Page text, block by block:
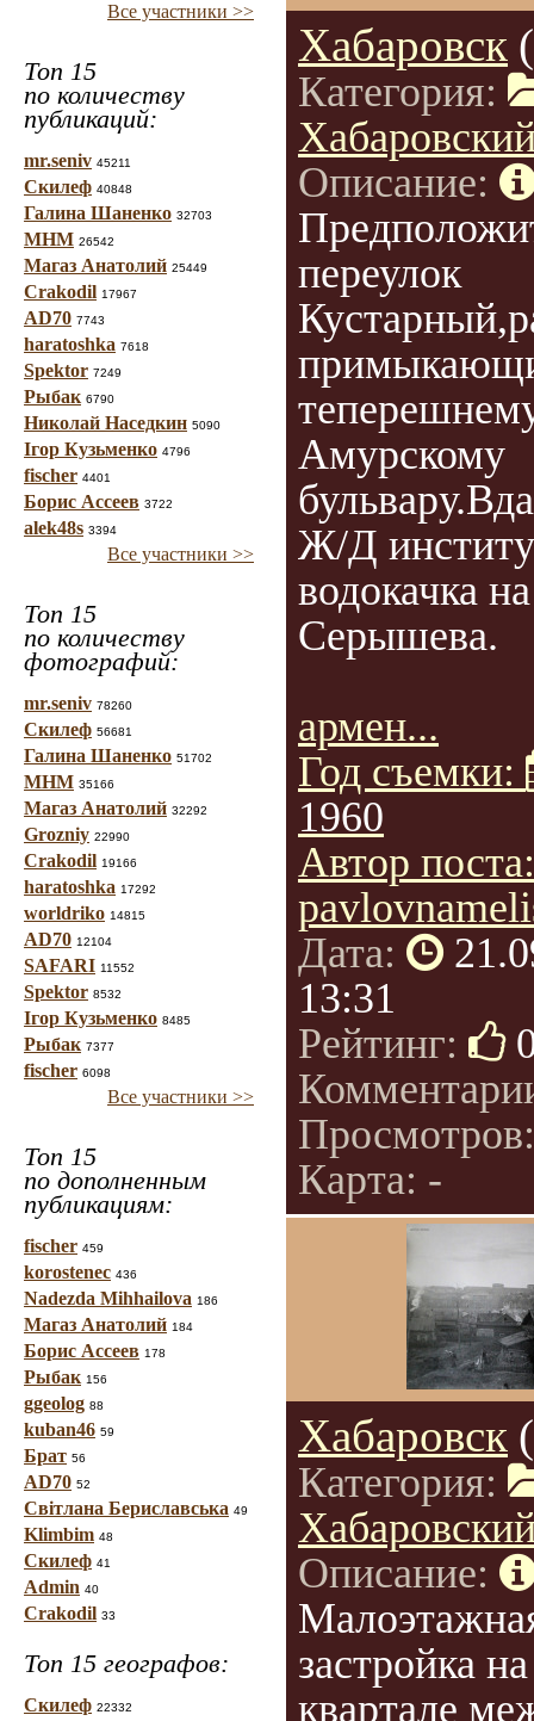
Все участники >>
Топ 15
по количеству
публикаций:
mr.seniv 45211
Скилеф 40848
Галина Шаненко 32703
МНМ 26542
Магаз Анатолий 25449
Crakodil 17967
AD70 7743
haratoshka 7618
Spektor 7249
Рыбак 6790
Николай Наседкин 5090
Ігор Кузьменко 4796
fischer 4401
Борис Ассеев 3722
alek48s 3394
Все участники >>
Топ 15
по количеству
фотографий:
mr.seniv 78260
Скилеф 56681
Галина Шаненко 51702
МНМ 35166
Магаз Анатолий 32292
Grozniy 22990
Crakodil 19166
haratoshka 17292
worldriko 14815
AD70 12104
SAFARI 11552
Spektor 8532
Ігор Кузьменко 8485
Рыбак 7377
fischer 6098
Все участники >>
Топ 15
по дополненным
публикациям:
fischer 459
korostenec 436
Nadezda Mihhailova 186
Магаз Анатолий 184
Борис Ассеев 178
Рыбак 156
ggeolog 88
kuban46 59
Брат 56
AD70 52
Світлана Бериславська 49
Klimbim 48
Скилеф 41
Admin 40
Crakodil 33
Топ 15 географов:
Скилеф 22332
Хабаровск
Категория:
Описание:
переулок
Амурскому
Ж/Д
водокачка
Серышева.
армен...
Год съемки:
1960
Автор
Дата:
13:31
Рейтинг:
Карта: -
Хабаровск
Категория:
Описание:
застройка
квартале